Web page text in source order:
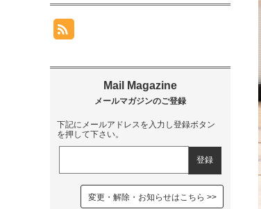
下記にメールアドレスを入力し登録ボタン
を押して下さい。
変更・解除・お知らせはこちら